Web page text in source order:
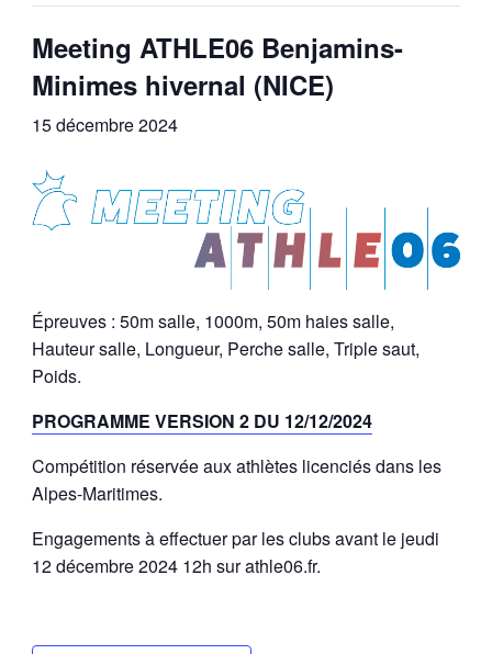
Meeting ATHLE06 Benjamins-
Minimes hivernal (NICE)
15 décembre 2024
Épreuves : 50m salle, 1000m, 50m haies salle,
Hauteur salle, Longueur, Perche salle, Triple saut,
Poids.
PROGRAMME VERSION 2 DU 12/12/2024
Compétition réservée aux athlètes licenciés dans les
Alpes-Maritimes.
Engagements à effectuer par les clubs avant le jeudi
12 décembre 2024 12h sur athle06.fr.